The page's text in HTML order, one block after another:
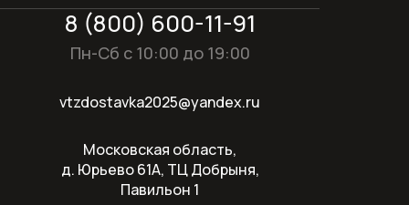
загрузкой
Сушильные машины
Техника для кухни
Холодильники
8 (800) 600-11-91
Пн-Сб с 10:00 до 19:00
vtzdostavka2025@yandex.ru
Московская область,
д. Юрьево 61А, ТЦ Добрыня,
Павильон 1